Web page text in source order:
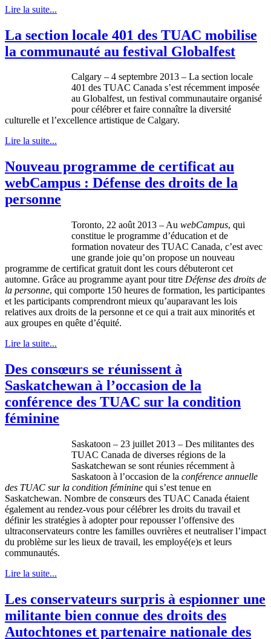
Lire la suite...
La section locale 401 des TUAC mobilise
la communauté au festival Globalfest
Calgary – 4 septembre 2013 – La section locale
401 des TUAC Canada s’est récemment imposée
au Globalfest, un festival communautaire organisé
pourcélébreret faire connaître la diversité
culturelle etl’excellence artistique de Calgary.
Lire la suite...
Nouveau programme de certificat au
webCampus : Défense des droits de la
personne
Toronto, 22 août 2013 – Au webCampus, qui
constitue le programme d’éducation et de
formation novateurdes TUAC Canada, c’est avec
une grande joie qu’on propose un nouveau
programme de certificat gratuit dont les cours débuteront cet
automne. Grâce au programme ayant pourtitre Défense des droits de
la personne, qui comporte 150 heures de formation, les participantes
et les participants comprendront mieux qu’auparavant les lois
relatives aux droits de la personne et ce qui a trait aux minorités et
aux groupes en quête d’équité.
Lire la suite...
Des consœurs se réunissent à
Saskatchewan à l’occasion de la
conférence des TUAC sur la condition
féminine
Saskatoon – 23 juillet 2013 – Des militantes des
TUAC Canada de diverses régions de la
Saskatchewan se sont réunies récemment à
Saskatoon à l’occasion de la conférence annuelle
des TUAC sur la condition féminine qui s’est tenue en
Saskatchewan. Nombre de consœurs des TUAC Canada étaient
également au rendez-vous pour célébrer les droits du travail et
définir les stratégies à adopter pour repousser l’offensive des
ultraconservateurs contre les familles ouvrières et neutraliser l’impact
du problème sur les lieux de travail, les employé(e)s et leurs
communautés.
Lire la suite...
Les conservateurs surpris à espionner une
militante bien connue des droits des
Autochtones et partenaire nationale des